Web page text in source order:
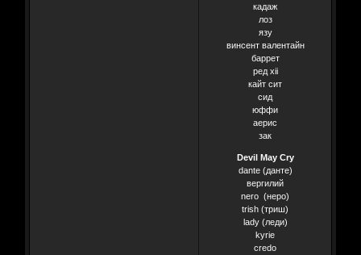
кадаж
лоз
язу
винсент валентайн
баррет
ред xii
кайт сит
сид
юффи
аерис
зак
Devil May Cry
dante (данте)
вергилий
nero (неро)
trish (триш)
lady (леди)
kyrie
credo